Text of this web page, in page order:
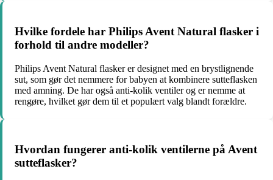
Hvilke fordele har Philips Avent Natural flasker i
forhold til andre modeller?
Philips Avent Natural flasker er designet med en brystlignende
sut, som gør det nemmere for babyen at kombinere sutteflasken
med amning. De har også anti-kolik ventiler og er nemme at
rengøre, hvilket gør dem til et populært valg blandt forældre.
Hvordan fungerer anti-kolik ventilerne på Avent
sutteflasker?